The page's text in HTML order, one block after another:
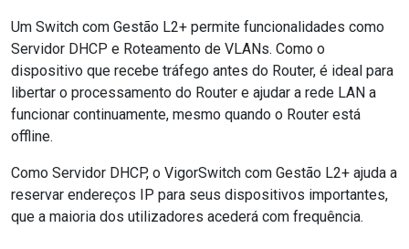
Um Switch com Gestão L2+ permite funcionalidades como
Servidor DHCP e Roteamento de VLANs. Como o
dispositivo que recebe tráfego antes do Router, é ideal para
libertar o processamento do Router e ajudar a rede LAN a
funcionar continuamente, mesmo quando o Router está
offline.
Como Servidor DHCP, o VigorSwitch com Gestão L2+ ajuda a
reservar endereços IP para seus dispositivos importantes,
que a maioria dos utilizadores acederá com frequência.